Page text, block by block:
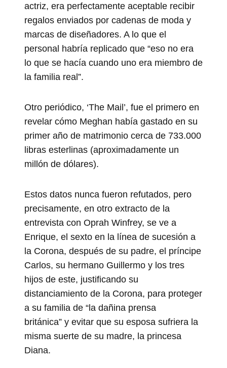
actriz, era perfectamente aceptable recibir
regalos enviados por cadenas de moda y
marcas de diseñadores. A lo que el
personal habría replicado que “eso no era
lo que se hacía cuando uno era miembro de
la familia real”.
Otro periódico, ‘The Mail’, fue el primero en
revelar cómo Meghan había gastado en su
primer año de matrimonio cerca de 733.000
libras esterlinas (aproximadamente un
millón de dólares).
Estos datos nunca fueron refutados, pero
precisamente, en otro extracto de la
entrevista con Oprah Winfrey, se ve a
Enrique, el sexto en la línea de sucesión a
la Corona, después de su padre, el príncipe
Carlos, su hermano Guillermo y los tres
hijos de este, justificando su
distanciamiento de la Corona, para proteger
a su familia de “la dañina prensa
británica” y evitar que su esposa sufriera la
misma suerte de su madre, la princesa
Diana.